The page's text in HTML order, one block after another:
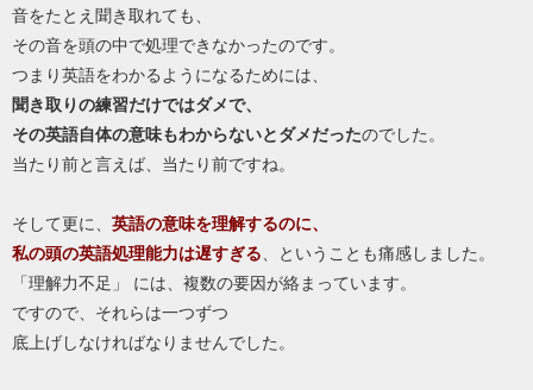
音をたとえ聞き取れても、
その音を頭の中で処理できなかったのです。
つまり英語をわかるようになるためには、
聞き取りの練習だけではダメで、
その英語自体の意味もわからないとダメだったのでした。
当たり前と言えば、当たり前ですね。
そして更に、 英語の意味を理解するのに、
私の頭の英語処理能力は遅すぎる 、ということも痛感しました。
「理解力不足」 には、複数の要因が絡まっています。
ですので、それらは一つずつ
底上げしなければなりませんでした。